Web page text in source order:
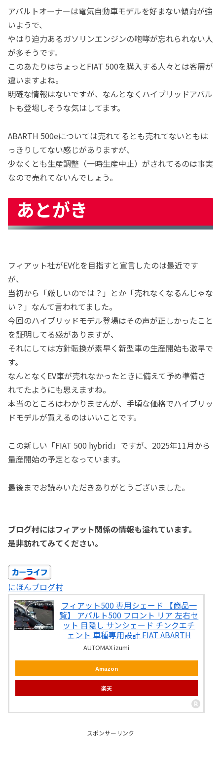
アバルトオーナーは電気自動車モデルを好まない傾向が強
いようで、
やはり迫力あるガソリンエンジンの咆哮が忘れられない人
が多そうです。
このあたりはちょっとFIAT 500を購入する人々とは客層が
違いますよね。
明確な情報はないですが、なんとなくハイブリッドアバル
トも登場しそうな気はしてます。
ABARTH 500eについては売れてるとも売れてないともは
っきりしてない感じがありますが、
少なくとも生産調整（一時生産中止）がされてるのは事実
なので売れてないんでしょう。
あとがき
フィアット社がEV化を目指すと宣言したのは最近です
が、
当初から「厳しいのでは？」とか「売れなくなるんじゃな
い？」なんて言われてました。
今回のハイブリッドモデル登場はその声が正しかったこと
を証明してる感がありますが、
それにしては方針転換が素早く新型車の生産開始も激早で
す。
なんとなくEV車が売れなかったときに備えて予め準備さ
れてたようにも思えますね。
本当のところはわかりませんが、手頃な価格でハイブリッ
ドモデルが買えるのはいいことです。
この新しい「FIAT 500 hybrid」ですが、2025年11月から
量産開始の予定となっています。
最後までお読みいただきありがとうございました。
ブログ村にはフィアット関係の情報も溢れています。
是非訪れてみてください。
にほんブログ村
フィアット500 専用シェード 【商品一
覧】 アバルト500 フロント リア 左右セ
ット 目隠し サンシェード チンクエチ
ェント 車種専用設計 FIAT ABARTH
AUTOMAX izumi
Amazon
楽天
スポンサーリンク